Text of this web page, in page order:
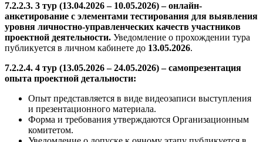
7.2.2.3. 3 тур (13.04.2026 – 10.05.2026) – онлайн-
анкетирование с элементами тестирования для выявления
уровня личностно-управленческих качеств участников
проектной деятельности. Уведомление о прохождении тура
публикуется в личном кабинете до 13.05.2026.
7.2.2.4. 4 тур (13.05.2026 – 24.05.2026) – самопрезентация
опыта проектной детальности:
Опыт представляется в виде видеозаписи выступления
и презентационного материала.
Форма и требования утверждаются Организационным
комитетом.